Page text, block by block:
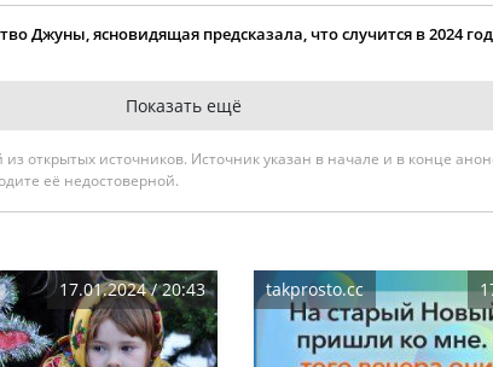
Джуны, ясновидящая предсказала, что случится в 2024
Показать ещё
из открытых источников. Источник указан в начале и в конце
её недостоверной.
17.01.2024 / 20:43 takprosto.cc